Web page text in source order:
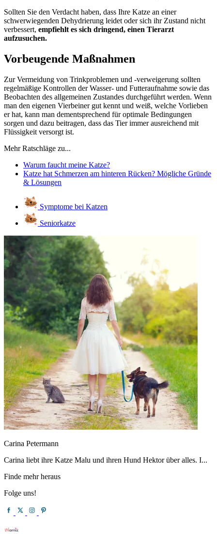
Sollten Sie den Verdacht haben, dass Ihre Katze an einer
schwerwiegenden Dehydrierung leidet oder sich ihr Zustand nicht
verbessert, empfiehlt es sich dringend, einen Tierarzt
aufzusuchen.
Vorbeugende Maßnahmen
Zur Vermeidung von Trinkproblemen und -verweigerung sollten
regelmäßige Kontrollen der Wasser- und Futteraufnahme sowie das
Beobachten des allgemeinen Zustandes durchgeführt werden. Wenn
man den eigenen Vierbeiner gut kennt und weiß, welche Vorlieben
er hat, kann man dementsprechend für optimale Bedingungen
sorgen und dazu beitragen, dass das Tier immer ausreichend mit
Flüssigkeit versorgt ist.
Mehr Ratschläge zu...
Warum faucht meine Katze?
Katze hat Schmerzen am hinteren Rücken? Mögliche Gründe
& Lösungen
Symptome bei Katzen
Seniorkatze
Carina Petermann
Carina liebt ihre Katze Malu und ihren Hund Hektor über alles. I...
Finde mehr heraus
Folge uns!